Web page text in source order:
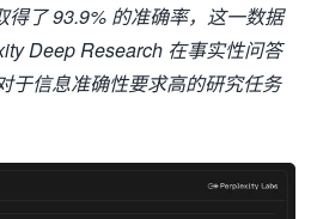
了 93.9% 的准确率，这一数据
Deep Research 在事实性问答
于信息准确性要求高的研究任务